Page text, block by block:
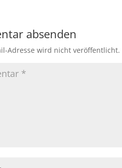
absenden
Adresse wird nicht veröffentlicht.